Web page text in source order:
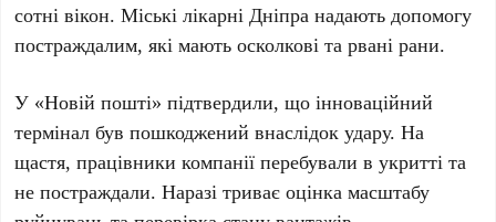
сотні вікон. Міські лікарні Дніпра надають допомогу
постраждалим, які мають осколкові та рвані рани.
У «Новій пошті» підтвердили, що інноваційний
термінал був пошкоджений внаслідок удару. На
щастя, працівники компанії перебували в укритті та
не постраждали. Наразі триває оцінка масштабу